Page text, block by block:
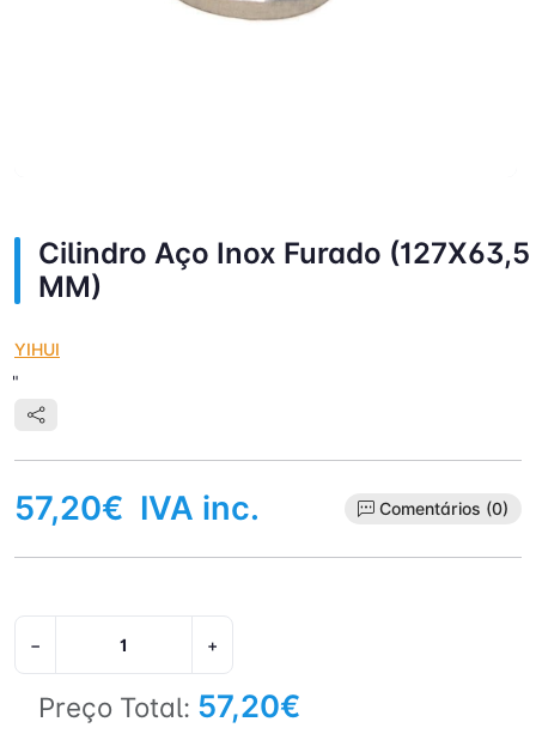
Cilindro Aço Inox Furado (127X63,5
MM)
YIHUI
"
57,20€ IVA inc. Comentários (0)
− +
Preço Total: 57,20€